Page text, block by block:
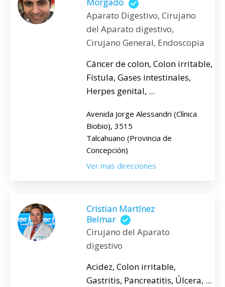
Morgado
Aparato Digestivo, Cirujano
del Aparato digestivo,
Cirujano General, Endoscopia
Cáncer de colon, Colon irritable,
Fístula, Gases intestinales,
Herpes genital, ...
Avenida Jorge Alessandri (Clínica
Biobio), 3515
Talcahuano (Provincia de
Concepción)
Ver mas direcciones
Cristian Martínez
Belmar
Cirujano del Aparato
digestivo
Acidez, Colon irritable,
Gastritis, Pancreatitis, Úlcera, ...